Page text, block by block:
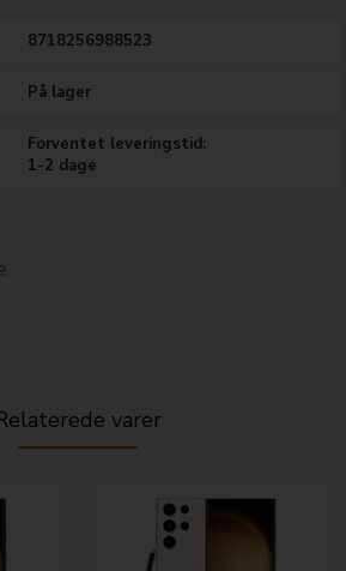
8718256988523
På lager
Forventet leveringstid:
1-2 dage
varer